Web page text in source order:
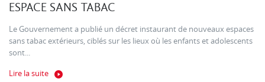
ESPACE SANS TABAC
Le Gouvernement a publié un décret instaurant de nouveaux espaces
sans tabac extérieurs, ciblés sur les lieux où les enfants et adolescents
sont...
Lire la suite